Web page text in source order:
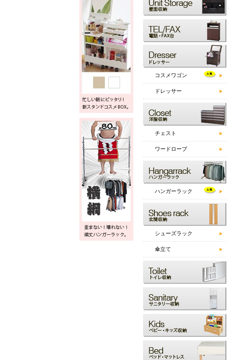
コスメワゴン
ドレッサー
チェスト
ワードローブ
ハンガーラック
シューズラック
傘立て